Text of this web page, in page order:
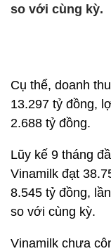
so với cùng kỳ.
Cụ thể, doanh
13.297 tỷ đồng,
2.688 tỷ đồng.
Lũy kế 9 tháng
Vinamilk đạt
8.545 tỷ đồng,
so với cùng kỳ.
Vinamilk chưa